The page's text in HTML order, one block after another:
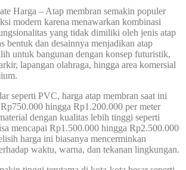
Harga – Atap membran semakin populer
modern karena menawarkan kombinasi
yang tidak dimiliki oleh jenis atap
bentuk dan desainnya menjadikan atap
untuk bangunan dengan konsep futuristik,
lapangan olahraga, hingga area komersial
seperti PVC, harga atap membran saat ini
hingga Rp1.200.000 per meter
dengan kualitas lebih tinggi seperti
mencapai Rp1.500.000 hingga Rp2.500.000
harga ini biasanya mencerminkan
waktu, warna, dan tekanan lingkungan.